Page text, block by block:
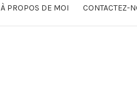
À PROPOS DE MOI CONTACTEZ-